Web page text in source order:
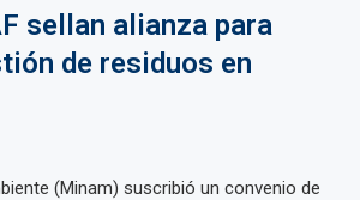
sellan alianza para
de residuos en
(Minam) suscribió un convenio de